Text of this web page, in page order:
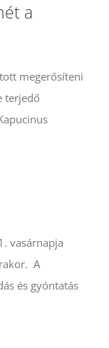
a
megerősíteni
terjedő
vasárnapja
A
és gyóntatás